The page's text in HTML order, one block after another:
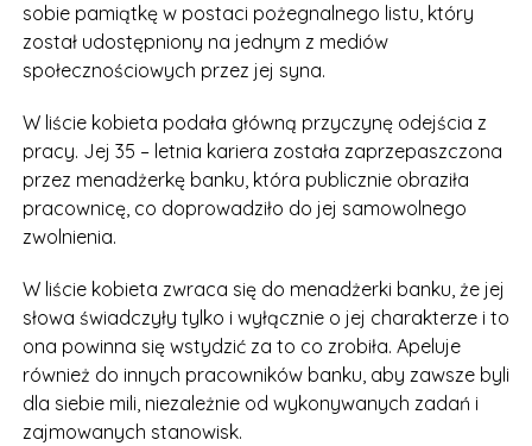
sobie pamiątkę w postaci pożegnalnego listu, który
został udostępniony na jednym z mediów
społecznościowych przez jej syna.
W liście kobieta podała główną przyczynę odejścia z
pracy. Jej 35 – letnia kariera została zaprzepaszczona
przez menadżerkę banku, która publicznie obraziła
pracownicę, co doprowadziło do jej samowolnego
zwolnienia.
W liście kobieta zwraca się do menadżerki banku, że jej
słowa świadczyły tylko i wyłącznie o jej charakterze i to
ona powinna się wstydzić za to co zrobiła. Apeluje
również do innych pracowników banku, aby zawsze byli
dla siebie mili, niezależnie od wykonywanych zadań i
zajmowanych stanowisk.